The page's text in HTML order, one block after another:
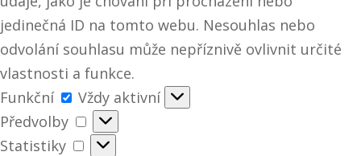
jedinečná ID na tomto webu. Nesouhlas nebo
odvolání souhlasu může nepříznivě ovlivnit určité
vlastnosti a funkce.
Funkční
Funkční
Vždy aktivní
Předvolby
Předvolby
Statistiky
Statistiky